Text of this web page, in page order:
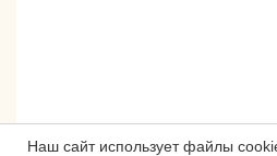
Наш сайт использует файлы